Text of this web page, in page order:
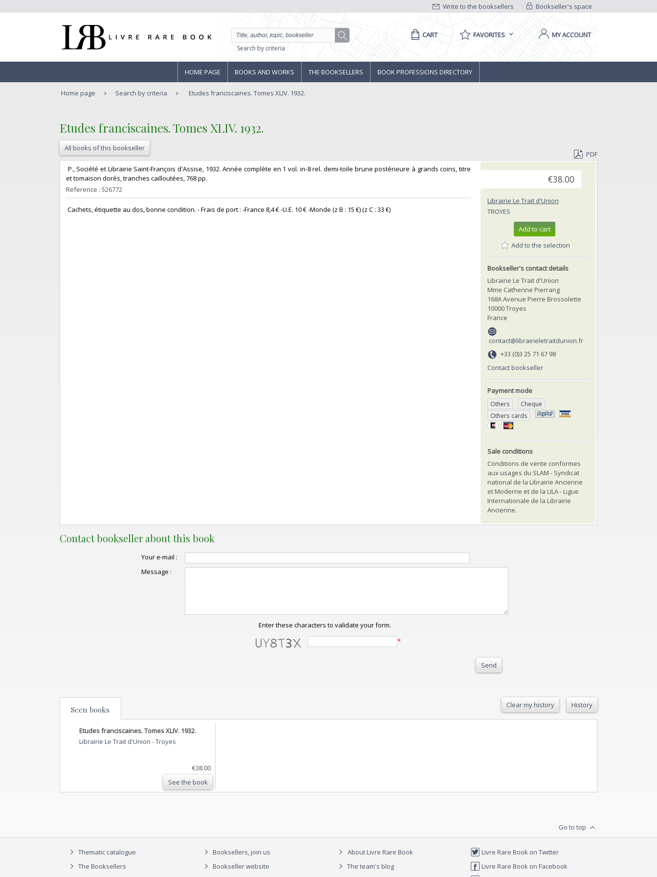
Bookseller's space
Write to the booksellers
Search by criteria
CART FAVORITES MY ACCOUNT
HOME PAGE BOOKS AND WORKS THE BOOKSELLERS BOOK PROFESSIONS DIRECTORY
Home page Search by criteria Etudes franciscaines. Tomes XLIV. 1932.
‎Etudes franciscaines. Tomes XLIV. 1932.‎
All books of this bookseller
PDF
‎ P., Société et Librairie Saint-François d'Assise, 1932. Année complète en 1 vol. in-8 rel. demi-toile brune postérieure à grands coins, titre
et tomaison dorés, tranches cailloutées, 768 pp. ‎
Reference : 526772
‎ Cachets, étiquette au dos, bonne condition. - Frais de port : -France 8,4 € -U.E. 10 € -Monde (z B : 15 €) (z C : 33 €) ‎
€38.00
Librairie Le Trait d'Union
TROYES
Add to cart
Add to the selection
Bookseller's contact details
Librairie Le Trait d'Union
Mme Catherine Pierrang
168A Avenue Pierre Brossolette
10000 Troyes
France
contact@librairieletraitdunion.fr
+33 (0)3 25 71 67 98
Contact bookseller
Payment mode
Others
Cheque
Others cards
Sale conditions
Conditions de vente conformes
aux usages du SLAM - Syndicat
national de la Librairie Ancienne
et Moderne et de la LILA - Ligue
Internationale de la Librairie
Ancienne.
Contact bookseller about this book
Your e-mail :
Message :
Enter these characters to validate your form.
*
Send
Seen books Clear my history History
Etudes franciscaines. Tomes XLIV. 1932.
Librairie Le Trait d'Union -Troyes
€38.00
See the book
Go to top
Thematic catalogue
The Booksellers
Booksellers, join us
Bookseller website
About Livre Rare Book
The team's blog
Livre Rare Book on Twitter
Livre Rare Book on Facebook